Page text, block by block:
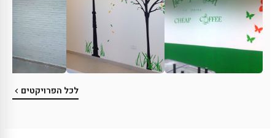
לכל הפרויקטים